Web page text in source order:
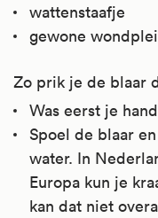
wattenstaafje
gewone
Zo prik je de blaar
Was eerst je
Spoel de blaar
water. In
Europa kun je
kan dat niet